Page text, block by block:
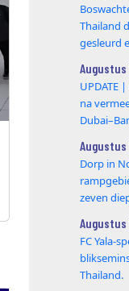
Thailand
gesleurd
Augustus
UPDATE
na
Augustus
Dorp in
zeven
Augustus
FC Yala-
Thailand.